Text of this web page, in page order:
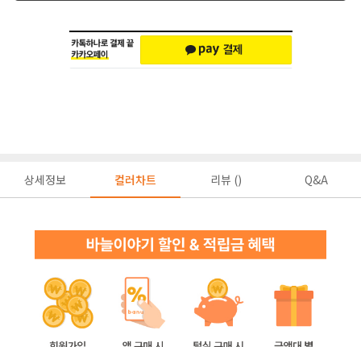
상세정보 컬러차트 리뷰 () Q&A